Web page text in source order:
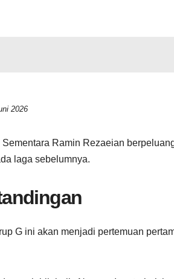
2026
Ramin Rezaeian
laga sebelumnya.
G ini akan menjadi pertemuan